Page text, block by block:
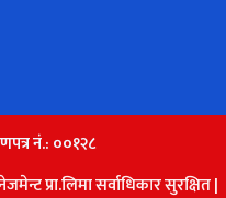
नं.: ००१२८
प्रा.लिमा सर्वाधिकार सुरक्षित |